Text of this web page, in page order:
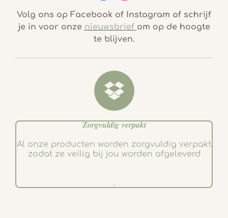
a
c
b
o
k
n
s
t
a
g
a
Volg ons op Facebook of Instagram of schrijf
je in voor onze nieuwsbrief om op de hoogte
te blijven.
𝒁𝒐𝒓𝒈𝒗𝒖𝒍𝒅𝒊𝒈 𝒗𝒆𝒓𝒑𝒂𝒌𝒕
Al onze producten worden zorgvuldig verpakt
zodat ze veilig bij jou worden afgeleverd
.